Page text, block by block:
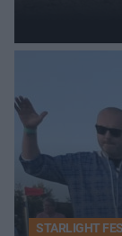
STARLIGHT